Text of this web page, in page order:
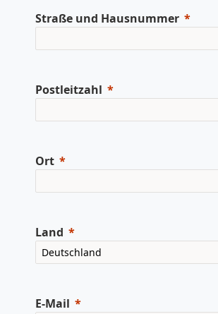
Straße und Hausnummer
Postleitzahl
Ort
Land
E-Mail